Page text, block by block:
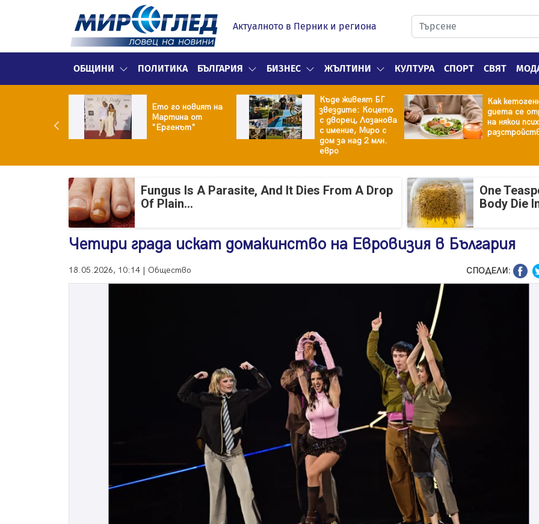
Актуалното в Перник и региона
ОБЩИНИ ПОЛИТИКА БЪЛГАРИЯ БИЗНЕС ЖЪЛТИНИ КУЛТУРА СПОРТ СВЯТ
Ето го новият на
Мартина от
"Ергенът"
Къде живеят БГ
звездите: Коцето
с дворец, Лозанова
с имение, Миро с
дом за над 2 млн.
евро
Как
диета се
на някои
Fungus Is A Parasite, And It Dies From A Drop
Of Plain...
One
Body Die
Четири града искат домакинство на Евровизия в България
18.05.2026, 10:14 | Общество СПОДЕЛИ: